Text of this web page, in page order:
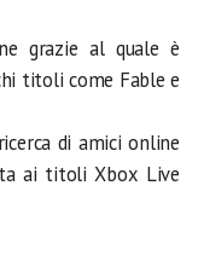
grazie al quale è
titoli come Fable e
di amici online
ai titoli Xbox Live